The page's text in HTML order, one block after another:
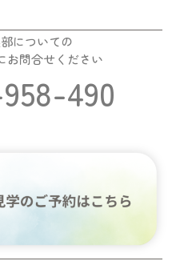
についての
お問合せください
490